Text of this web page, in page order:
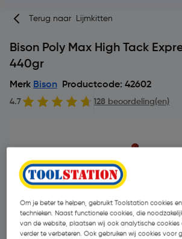
Terug naar Lijmkitten
Bison Poly Max High Tack
440gr
Merk Bison Productcode: 42602
4.7 128 beoordeling(en)
Om je beter te helpen, gebruikt Toolstation cookies
technieken. Naast functionele cookies, die
van de website, plaatsen wij ook analytische cookies
verder te verbeteren. Ook gebruiken wij cookies voor